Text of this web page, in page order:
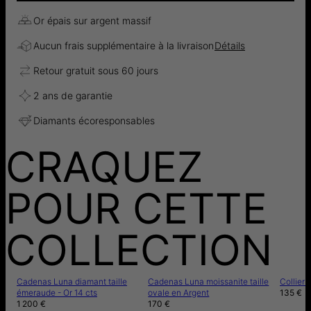
Or épais sur argent massif
Aucun frais supplémentaire à la livraisonDétails
Retour gratuit sous 60 jours
2 ans de garantie
Diamants écoresponsables
CRAQUEZ
POUR CETTE
COLLECTION
Cadenas Luna diamant taille
émeraude - Or 14 cts
1 200 €
Cadenas Luna moissanite taille
ovale en Argent
170 €
Collier
135 €